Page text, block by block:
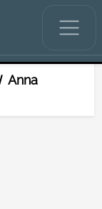
Anna